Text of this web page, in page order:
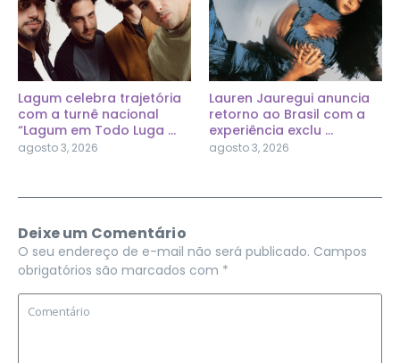
Lagum celebra trajetória
com a turnê nacional
“Lagum em Todo Luga ...
agosto 3, 2026
Lauren Jauregui anuncia
retorno ao Brasil com a
experiência exclu ...
agosto 3, 2026
Deixe um Comentário
O seu endereço de e-mail não será publicado. Campos
obrigatórios são marcados com *